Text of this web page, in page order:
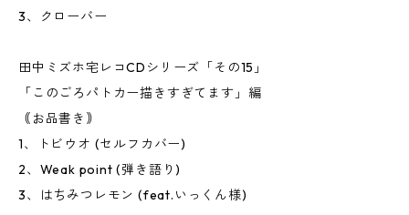
3、クローバー
田中ミズホ宅レコCDシリーズ「その15」
「このごろパトカー描きすぎてます」編
｟お品書き｠
1、トビウオ (セルフカバー)
2、Weak point (弾き語り)
3、はちみつレモン (feat.いっくん様)